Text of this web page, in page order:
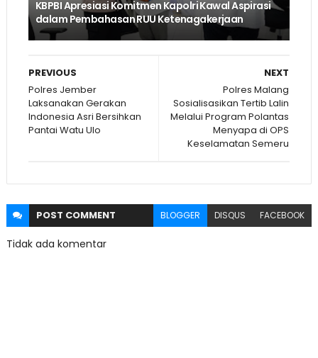
KBPBI Apresiasi Komitmen Kapolri Kawal Aspirasi
dalam Pembahasan RUU Ketenagakerjaan
NEXT
Polres Malang
Sosialisasikan Tertib Lalin
Melalui Program Polantas
Menyapa di OPS
Keselamatan Semeru
PREVIOUS
Polres Jember
Laksanakan Gerakan
Indonesia Asri Bersihkan
Pantai Watu Ulo
POST COMMENT BLOGGER DISQUS FACEBOOK
Tidak ada komentar